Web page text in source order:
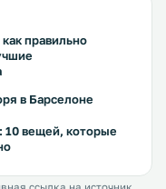
правильно
в Барселоне
10 вещей, которые